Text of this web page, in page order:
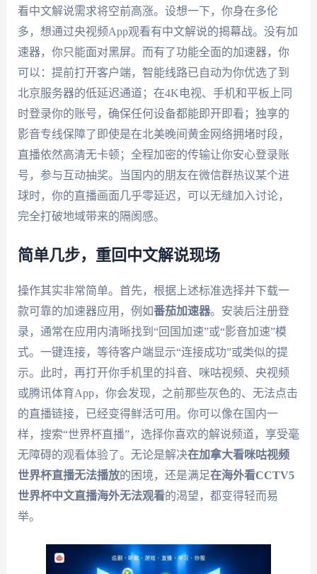
看中文解说需求将空前高涨。设想一下，你身在多伦
多，想通过央视频App观看有中文解说的揭幕战。没有加
速器，你只能面对黑屏。而有了功能全面的加速器，你
可以：提前打开客户端，智能线路已自动为你优选了到
北京服务器的低延迟通道；在4K电视、手机和平板上同
时登录你的账号，确保任何设备都能即开即看；独享的
影音专线保障了即使是在北美晚间黄金网络拥堵时段，
直播依然高清无卡顿；全程加密的传输让你安心登录账
号，参与互动抽奖。当国内的朋友在微信群热议某个进
球时，你的直播画面几乎零延迟，可以无缝加入讨论，
完全打破地域带来的隔阂感。
简单几步，重回中文解说现场
操作其实非常简单。首先，根据上述标准选择并下载一
款可靠的加速器应用，例如番茄加速器。安装后注册登
录，通常在应用内清晰找到“回国加速”或“影音加速”模
式。一键连接，等待客户端显示“连接成功”或类似的提
示。此时，再打开你手机里的抖音、咪咕视频、央视频
或腾讯体育App，你会发现，之前那些灰色的、无法点击
的直播链接，已经变得鲜活可用。你可以像在国内一
样，搜索“世界杯直播”，选择你喜欢的解说频道，享受毫
无障碍的观看体验了。无论是解决在加拿大看咪咕视频
世界杯直播无法播放的困境，还是满足在海外看CCTV5
世界杯中文直播海外无法观看的渴望，都变得轻而易
举。